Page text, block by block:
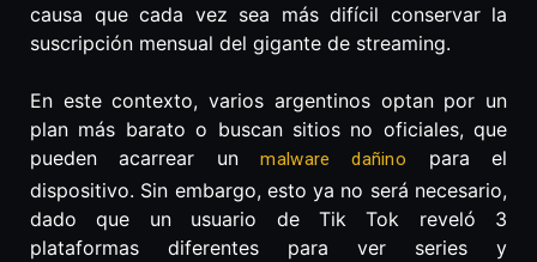
causa que cada vez sea más difícil conservar la
suscripción mensual del gigante de streaming.
En este contexto, varios argentinos optan por un
plan más barato o buscan sitios no oficiales, que
pueden acarrear unmalware dañino
para el
dispositivo. Sin embargo, esto ya no será necesario,
dado que un usuario de Tik Tok reveló 3
plataformas diferentes para ver series y